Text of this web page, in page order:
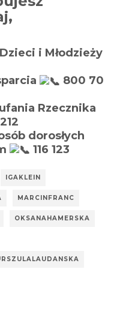
i Młodzieży
800 70
Rzecznika
dorosłych
116 123
IGAKLEIN
MARCINFRANC
OKSANAHAMERSKA